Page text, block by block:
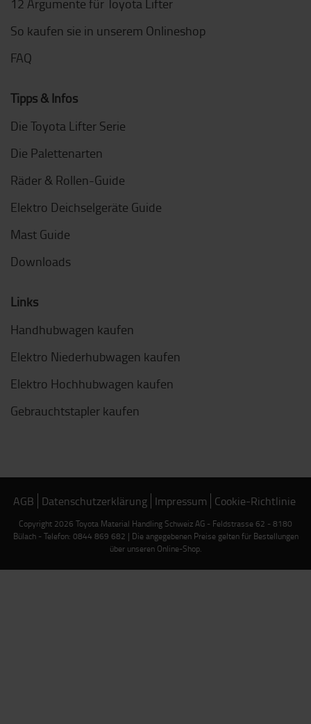
So kaufen sie in unserem Onlineshop
FAQ
Tipps & Infos
Die Toyota Lifter Serie
Die Palettenarten
Räder & Rollen-Guide
Elektro Deichselgeräte Guide
Mast Guide
Downloads
Links
Handhubwagen kaufen
Elektro Niederhubwagen kaufen
Elektro Hochhubwagen kaufen
Gebrauchtstapler kaufen
AGB Datenschutzerklärung Impressum Cookie-Richtlinie
Copyright 2026 Toyota Material Handling Schweiz AG - Feldstrasse 62 - 8180
Bülach - Telefon: 0844 869 682 | Die angegebenen Preise gelten für Bestellungen
über unseren Online-Shop.